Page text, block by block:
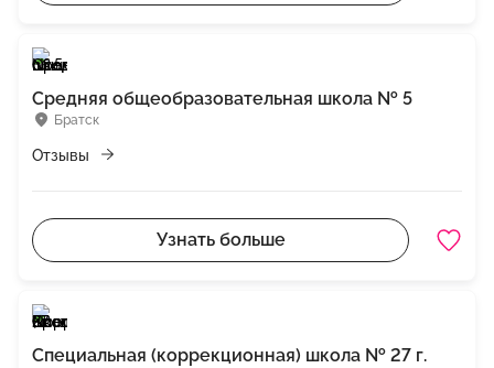
Братск
Средняя общеобразовательная школа № 5
Отзывы
Узнать больше
Специальная (коррекционная) школа № 27 г.